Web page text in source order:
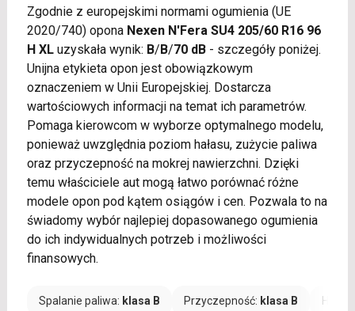
Zgodnie z europejskimi normami ogumienia (UE
2020/740) opona Nexen N'Fera SU4 205/60 R16 96
H XLuzyskała wynik: B/B/70 dB- szczegóły poniżej.
Unijna etykieta opon jest obowiązkowym
oznaczeniem w Unii Europejskiej. Dostarcza
wartościowych informacji na temat ich parametrów.
Pomaga kierowcom w wyborze optymalnego modelu,
ponieważ uwzględnia poziom hałasu, zużycie paliwa
oraz przyczepność na mokrej nawierzchni. Dzięki
temu właściciele aut mogą łatwo porównać różne
modele opon pod kątem osiągów i cen. Pozwala to na
świadomy wybór najlepiej dopasowanego ogumienia
do ich indywidualnych potrzeb i możliwości
finansowych.
Spalanie paliwa: klasa B Przyczepność: klasa B Hałas: